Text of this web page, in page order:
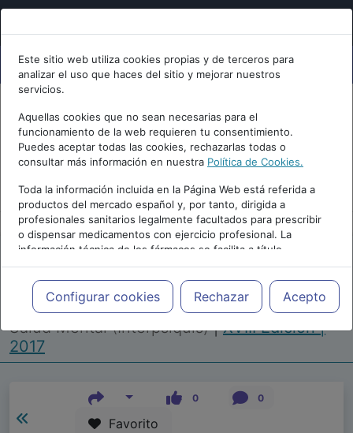
Este sitio web utiliza cookies propias y de terceros para
analizar el uso que haces del sitio y mejorar nuestros
servicios.
Aquellas cookies que no sean necesarias para el
funcionamiento de la web requieren tu consentimiento.
Puedes aceptar todas las cookies, rechazarlas todas o
consultar más información en nuestra Política de Cookies.
Toda la información incluida en la Página Web está referida a
productos del mercado español y, por tanto, dirigida a
profesionales sanitarios legalmente facultados para prescribir
o dispensar medicamentos con ejercicio profesional. La
información técnica de los fármacos se facilita a título
meramente informativo, siendo responsabilidad de los
profesionales facultados prescribir medicamentos y decidir, en
cada caso concreto, el tratamiento más adecuado a las
necesidades del paciente.
Configurar cookies Rechazar Acepto
Repositorio de Artículos |Congreso Virtual
Internacional de Psiquiatría, Psicología y
Salud Mental (Interpsiquis)|XVIII Edición |
2017
0 0
Favorito